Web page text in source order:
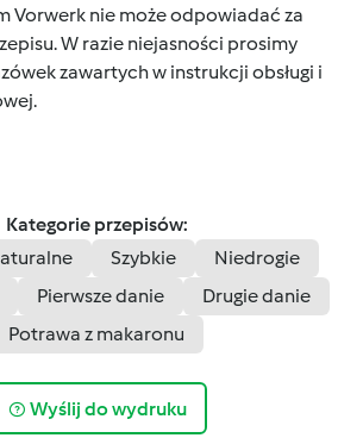
Vorwerk nie może odpowiadać za
W razie niejasności prosimy
zawartych w instrukcji obsługi i
Kategorie przepisów:
Szybkie
Niedrogie
Pierwsze danie
Drugie danie
Potrawa z makaronu
Wyślij do wydruku